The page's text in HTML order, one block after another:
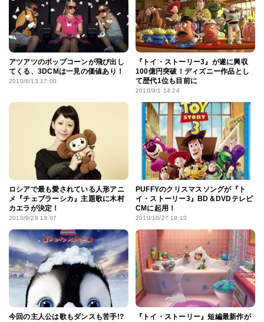
アツアツのポップコーンが飛び出し
てくる、3DCMは一見の価値あり！
2010/8/13 17:00
『トイ・ストーリー3』が遂に興収
100億円突破！ディズニー作品とし
て歴代1位も目前に
2010/9/1 14:24
ロシアで最も愛されている人形アニ
メ『チェブラーシカ』主題歌に木村
カエラが決定！
2010/9/28 13:07
PUFFYのクリスマスソングが『ト
イ・ストーリー3』BD＆DVDテレビ
CMに起用！
2010/10/27 19:10
今回の主人公は歌もダンスも苦手!?
『トイ・ストーリー』短編最新作が